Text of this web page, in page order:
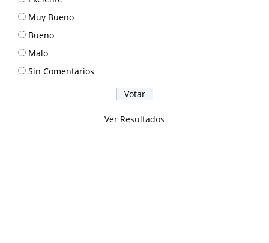
Muy Bueno
Bueno
Malo
Sin Comentarios
Ver Resultados